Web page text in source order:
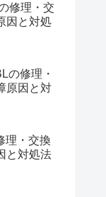
修理・交
因と対処
の修理・
原因と対
理・交換
と対処法